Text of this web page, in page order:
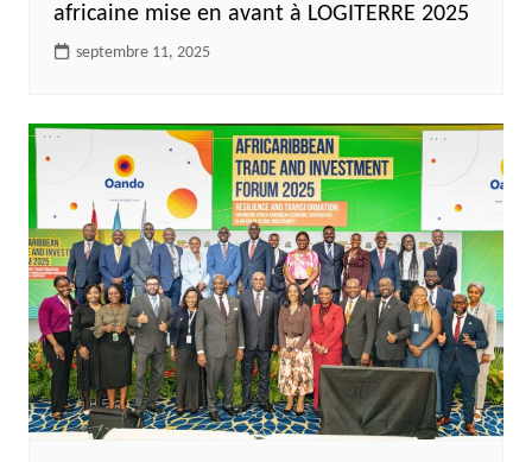
africaine mise en avant à LOGITERRE 2025
septembre 11, 2025